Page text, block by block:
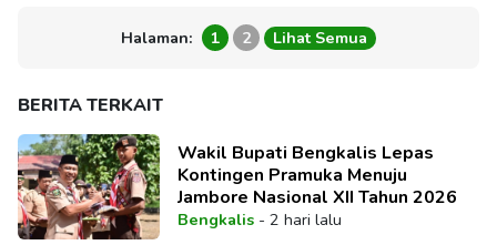
Halaman: 1 2 Lihat Semua
BERITA TERKAIT
Wakil Bupati Bengkalis Lepas
Kontingen Pramuka Menuju
Jambore Nasional XII Tahun 2026
Bengkalis- 2 hari lalu